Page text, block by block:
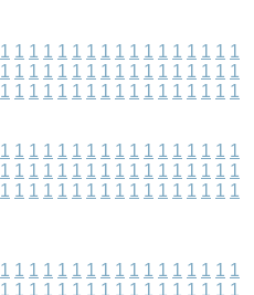
1 1 1 1 1 1 1 1 1 1 1 1 1 1 1 1 1
1 1 1 1 1 1 1 1 1 1 1 1 1 1 1 1 1
1 1 1 1 1 1 1 1 1 1 1 1 1 1 1 1 1
1 1 1 1 1 1 1 1 1 1 1 1 1 1 1 1 1
1 1 1 1 1 1 1 1 1 1 1 1 1 1 1 1 1
1 1 1 1 1 1 1 1 1 1 1 1 1 1 1 1 1
1 1 1 1 1 1 1 1 1 1 1 1 1 1 1 1 1
1 1 1 1 1 1 1 1 1 1 1 1 1 1 1 1 1